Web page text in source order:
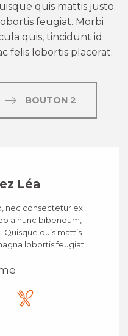
quis mattis justo.
feugiat. Morbi
quis, tincidunt id
felis lobortis placerat.
BOUTON 2
Léa
nec consectetur ex
a nunc bibendum,
quis mattis
lobortis feugiat.